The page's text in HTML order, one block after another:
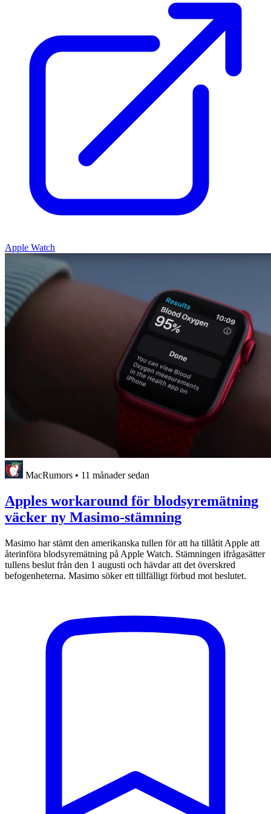
Apple Watch
MacRumors • 11 månader sedan
Apples workaround för blodsyremätning
väcker ny Masimo-stämning
Masimo har stämt den amerikanska tullen för att ha tillåtit Apple att
återinföra blodsyremätning på Apple Watch. Stämningen ifrågasätter
tullens beslut från den 1 augusti och hävdar att det överskred
befogenheterna. Masimo söker ett tillfälligt förbud mot beslutet.